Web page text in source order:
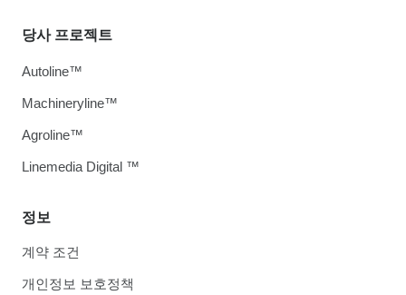
정보
계약 조건
개인정보 보호정책
당사 프로젝트
Autoline™
Machineryline™
Agroline™
Linemedia Digital ™